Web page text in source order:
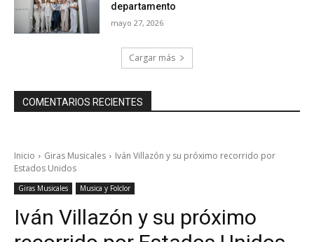
departamento
mayo 27, 2026
Cargar más
COMENTARIOS RECIENTES